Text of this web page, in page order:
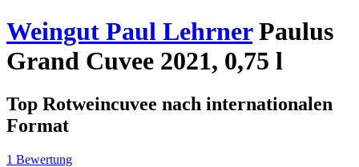
Weingut Paul LehrnerPaulus
Grand Cuvee 2021, 0,75 l
Top Rotweincuvee nach internationalen
Format
1 Bewertung